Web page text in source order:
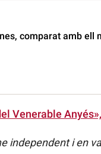
comparat amb ell
Venerable
independent i en